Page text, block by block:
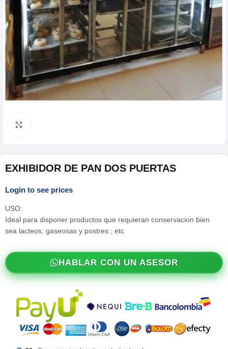
EXHIBIDOR DE PAN DOS PUERTAS
Login to see prices
USO:
Ideal para disponer productos que requieran conservacion bien
sea lacteos, gaseosas y postres ; etc
HABLAR CON UN ASESOR